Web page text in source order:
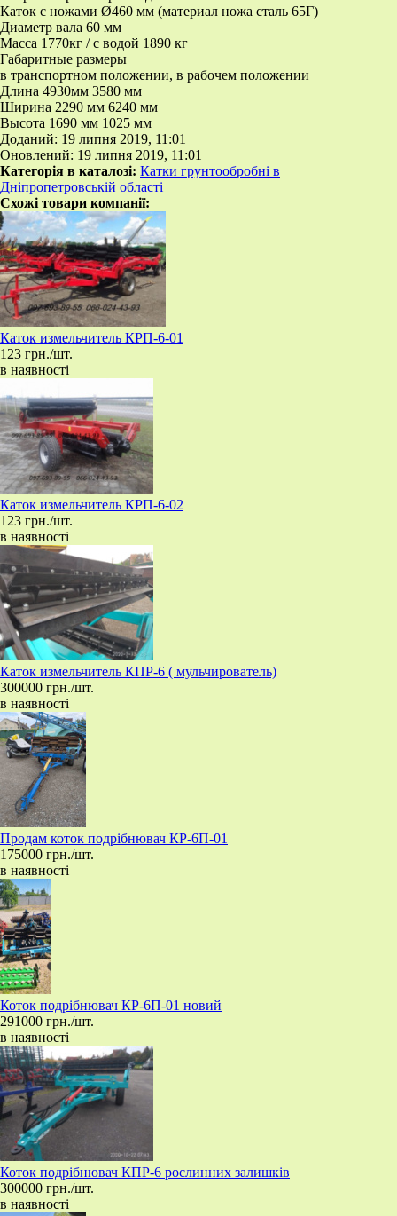
Каток с ножами Ø460 мм (материал ножа сталь 65Г)
Диаметр вала 60 мм
Масса 1770кг / с водой 1890 кг
Габаритные размеры
в транспортном положении, в рабочем положении
Длина 4930мм 3580 мм
Ширина 2290 мм 6240 мм
Высота 1690 мм 1025 мм
Доданий: 19 липня 2019, 11:01
Оновлений: 19 липня 2019, 11:01
Категорія в каталозі: Катки грунтообробні в
Дніпропетровській області
Схожі товари компанії:
​Каток измельчитель КРП-6-01
123 грн./шт.
в наявності
Каток измельчитель КРП-6-02
123 грн./шт.
в наявності
Каток измельчитель КПР-6 ( мульчирователь)
300000 грн./шт.
в наявності
Продам коток подрібнювач КР-6П-01
175000 грн./шт.
в наявності
​Коток подрібнювач КР-6П-01 новий
291000 грн./шт.
в наявності
Коток подрібнювач КПР-6 рослинних залишків
300000 грн./шт.
в наявності